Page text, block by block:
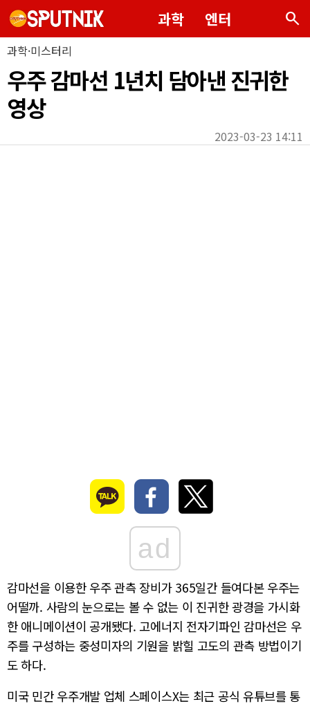
과학 엔터 search
과학·미스터리
우주 감마선 1년치 담아낸 진귀한
영상
2023-03-23 14:11
ad
감마선을 이용한 우주 관측 장비가 365일간 들여다본 우주는
어떨까. 사람의 눈으로는 볼 수 없는 이 진귀한 광경을 가시화
한 애니메이션이 공개됐다. 고에너지 전자기파인 감마선은 우
주를 구성하는 중성미자의 기원을 밝힐 고도의 관측 방법이기
도 하다.
미국 민간 우주개발 업체 스페이스X는 최근 공식 유튜브를 통